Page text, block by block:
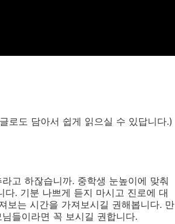
로도 담아서 쉽게 읽으실 수 있답니다.)
고 하잖습니까. 중학생 눈높이에 맞춰
다. 기분 나쁘게 듣지 마시고 진로에 대
보는 시간을 가져보시길 권해봅니다. 만
들이라면 꼭 보시길 권합니다.